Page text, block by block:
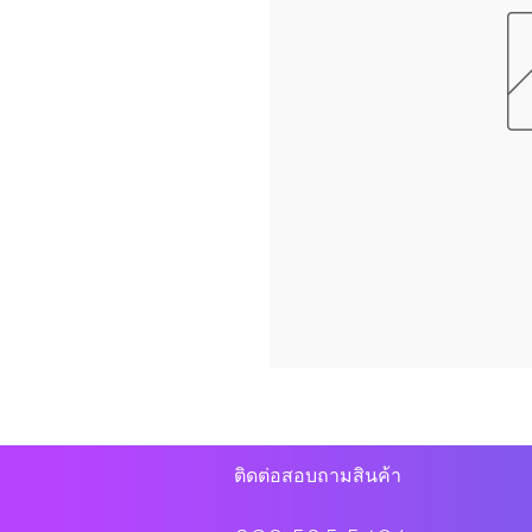
ติดต่อสอบถามสินค้า